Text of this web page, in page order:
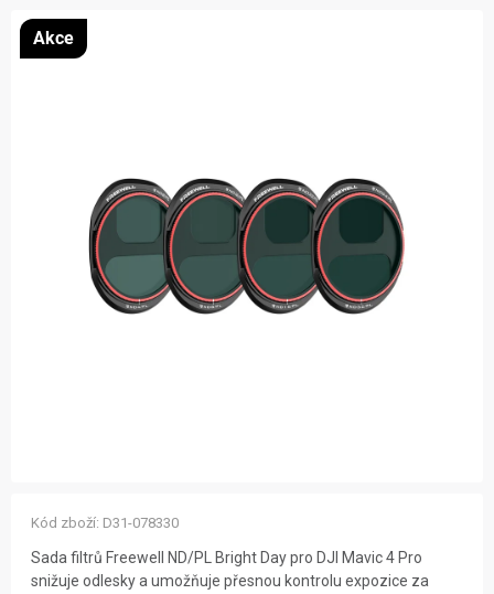
ÚLOŽNÉ BOXY
Sada filtrů Freewell ND/PL Bright Day pro DJI Mavic 4 Pro
snižuje odlesky a umožňuje přesnou kontrolu expozice za
Kód zboží: D31-078330
Akce